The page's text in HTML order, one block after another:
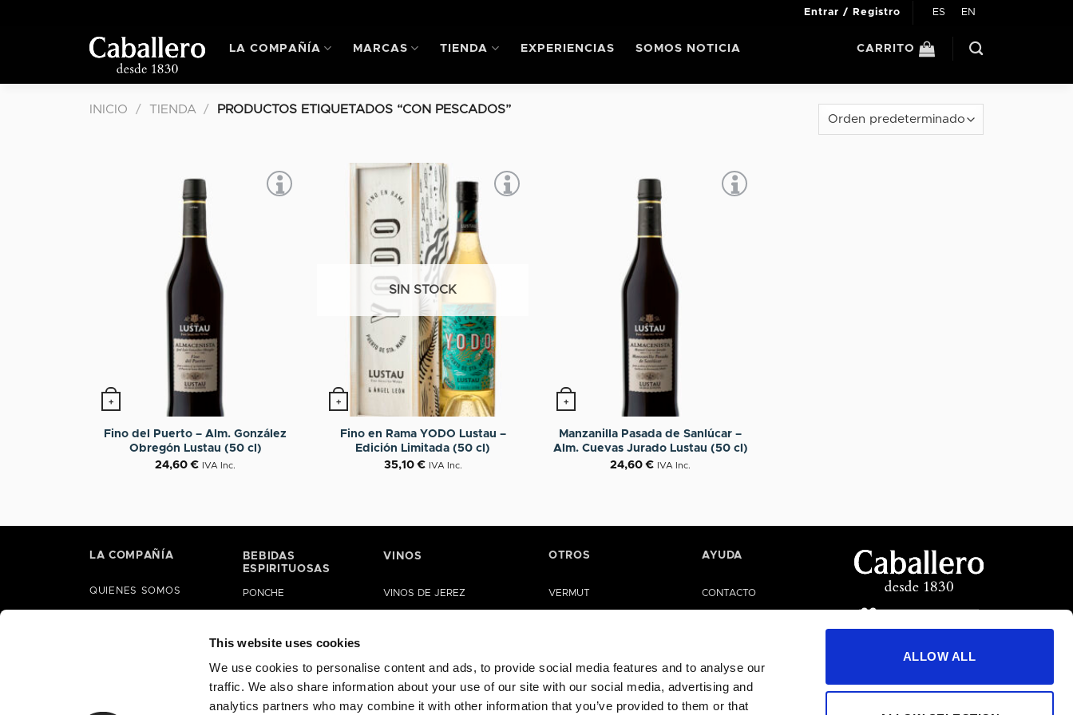
This website uses cookies
We use cookies to personalise content and ads, to provide social media features and to analyse our
traffic. We also share information about your use of our site with our social media, advertising and
analytics partners who may combine it with other information that you’ve provided to them or that
ALLOW ALL
Entrar / Registro ES EN
LA COMPAÑÍA MARCAS TIENDA EXPERIENCIAS SOMOS NOTICIA CARRITO
INICIO / TIENDA / PRODUCTOS ETIQUETADOS “CON PESCADOS”
+
Fino del Puerto – Alm. González
Obregón Lustau (50 cl)
24,60€ IVA Inc.
+
SIN STOCK
Fino en Rama YODO Lustau –
Edición Limitada (50 cl)
35,10€ IVA Inc.
+
Manzanilla Pasada de Sanlúcar –
Alm. Cuevas Jurado Lustau (50 cl)
24,60€ IVA Inc.
LA COMPAÑÍA
QUIENES SOMOS
BEBIDAS
ESPIRITUOSAS
PONCHE
GINEBRAS
BRANDY
RON
VINOS
VINOS DE JEREZ
VINOS DE RUEDA
OTROS VINOS
OTROS
VERMUT
ESTUCHES
EDICIONES ESPECIALES
AYUDA
CONTACTO